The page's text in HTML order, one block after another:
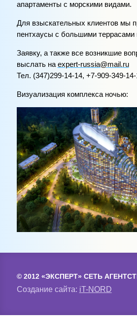
апартаменты с морскими видами.
Для взыскательных клиентов мы
пентхаусы с большими
Заявку, а также все возникшие
выслать наexpert-russia@mail .ru
Тел. (347)299-14-14, +7-909-349-
Визуализация комплекса ночью:
© 2012 «ЭКСПЕРТ» СЕТЬ
Создание сайта: iT-NORD